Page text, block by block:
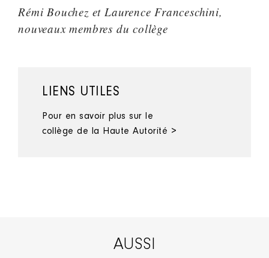
Rémi Bouchez et Laurence Franceschini,
nouveaux membres du collège
LIENS UTILES
Pour en savoir plus sur le
collège de la Haute Autorité >
AUSSI